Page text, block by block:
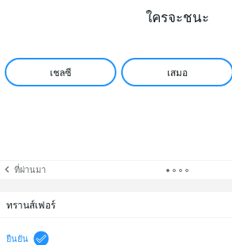
ใครจะชนะ
เชลซี เสมอ
ที่ผ่านมา
ทรานส์เฟอร์
ยืนยัน